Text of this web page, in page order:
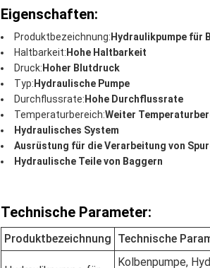
Eigenschaften:
Produktbezeichnung: Hydraulikpumpe für
Haltbarkeit: Hohe Haltbarkeit
Druck: Hoher Blutdruck
Typ: Hydraulische Pumpe
Durchflussrate: Hohe Durchflussrate
Temperaturbereich:Weiter
Hydraulisches System
Ausrüstung für die Verarbeitung von
Hydraulische Teile von Baggern
Technische Parameter:
Produktbezeichnung Technische
Kolbenpumpe,